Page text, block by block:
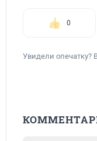
0
Увидели опечатку?